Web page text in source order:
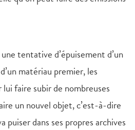
tentative d’épuisement d’un
matériau premier, les
faire subir de nombreuses
un nouvel objet, c’est-à-dire
puiser dans ses propres archives